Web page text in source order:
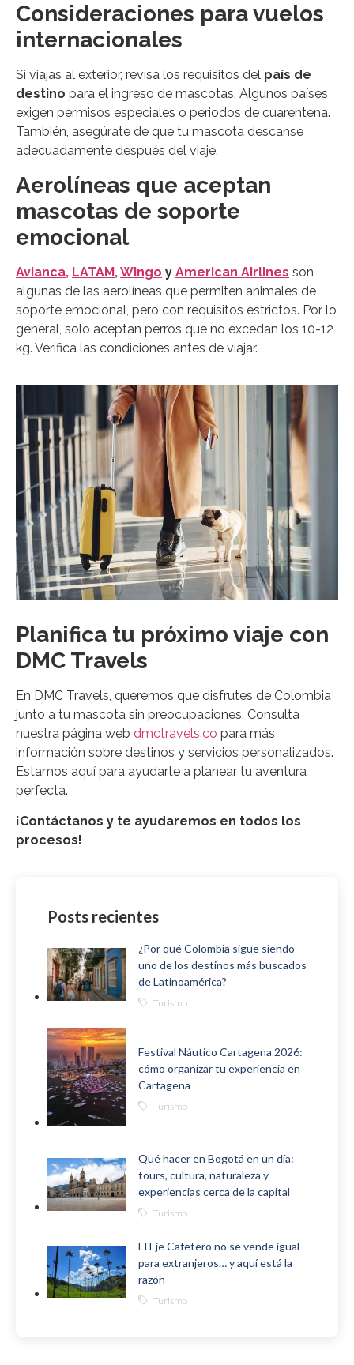
Consideraciones para vuelos
internacionales
Si viajas al exterior, revisa los requisitos del país de
destino para el ingreso de mascotas. Algunos países
exigen permisos especiales o periodos de cuarentena.
También, asegúrate de que tu mascota descanse
adecuadamente después del viaje.
Aerolíneas que aceptan
mascotas de soporte
emocional
Avianca, LATAM,Wingo y American Airlines son
algunas de las aerolíneas que permiten animales de
soporte emocional, pero con requisitos estrictos. Por lo
general, solo aceptan perros que no excedan los 10-12
kg. Verifica las condiciones antes de viajar.
Planifica tu próximo viaje con
DMC Travels
En DMC Travels, queremos que disfrutes de Colombia
junto a tu mascota sin preocupaciones. Consulta
nuestra página web dmctravels.co para más
información sobre destinos y servicios personalizados.
Estamos aquí para ayudarte a planear tu aventura
perfecta.
¡Contáctanos y te ayudaremos en todos los
procesos!
Posts recientes
¿Por qué Colombia sigue siendo
uno de los destinos más buscados
de Latinoamérica?
Turismo
Festival Náutico Cartagena 2026:
cómo organizar tu experiencia en
Cartagena
Turismo
Qué hacer en Bogotá en un día:
tours, cultura, naturaleza y
experiencias cerca de la capital
Turismo
El Eje Cafetero no se vende igual
para extranjeros… y aquí está la
razón
Turismo